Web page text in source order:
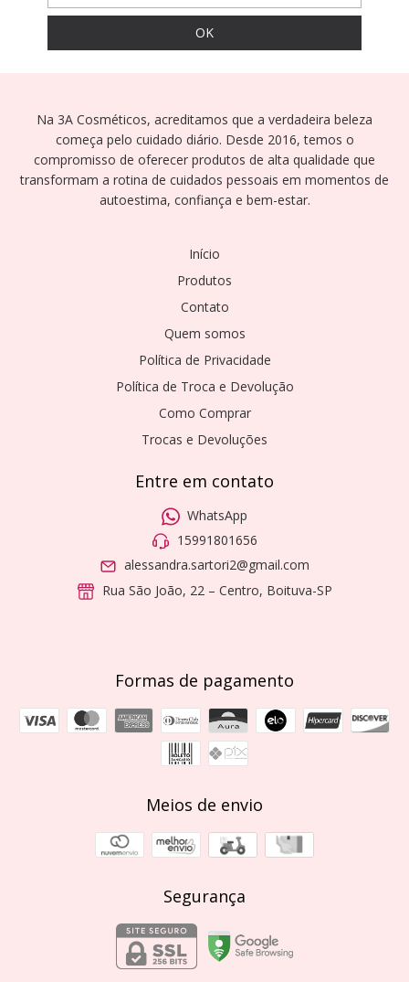
Na 3A Cosméticos, acreditamos que a verdadeira beleza
começa pelo cuidado diário. Desde 2016, temos o
compromisso de oferecer produtos de alta qualidade que
transformam a rotina de cuidados pessoais em momentos de
autoestima, confiança e bem-estar.
Início
Produtos
Contato
Quem somos
Política de Privacidade
Política de Troca e Devolução
Como Comprar
Trocas e Devoluções
Entre em contato
WhatsApp
15991801656
alessandra.sartori2@gmail.com
Rua São João, 22 – Centro, Boituva-SP
Formas de pagamento
Meios de envio
Segurança